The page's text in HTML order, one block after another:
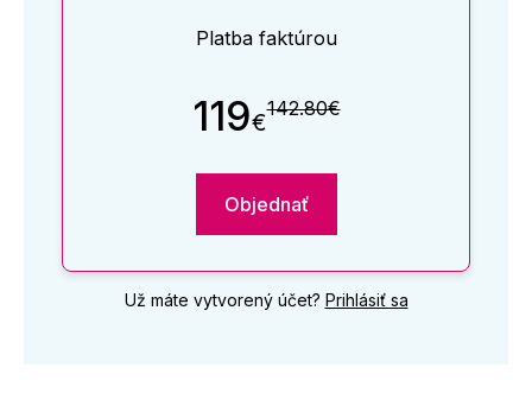
Platba faktúrou
119€142.80€
Objednať
Už máte vytvorený účet? Prihlásiť sa